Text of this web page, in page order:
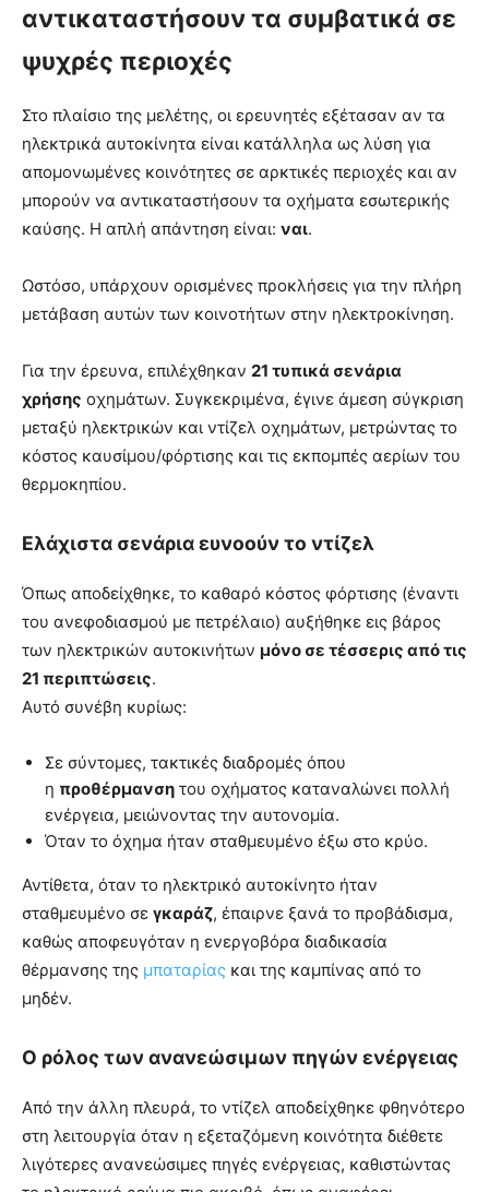
αντικαταστήσουν τα συμβατικά σε
ψυχρές περιοχές
Στο πλαίσιο της μελέτης, οι ερευνητές εξέτασαν αν τα
ηλεκτρικά αυτοκίνητα είναι κατάλληλα ως λύση για
απομονωμένες κοινότητες σε αρκτικές περιοχές και αν
μπορούν να αντικαταστήσουν τα οχήματα εσωτερικής
καύσης. Η απλή απάντηση είναι: ναι.
Ωστόσο, υπάρχουν ορισμένες προκλήσεις για την πλήρη
μετάβαση αυτών των κοινοτήτων στην ηλεκτροκίνηση.
Για την έρευνα, επιλέχθηκαν 21 τυπικά σενάρια
χρήσης οχημάτων. Συγκεκριμένα, έγινε άμεση σύγκριση
μεταξύ ηλεκτρικών και ντίζελ οχημάτων, μετρώντας το
κόστος καυσίμου/φόρτισης και τις εκπομπές αερίων του
θερμοκηπίου.
Ελάχιστα σενάρια ευνοούν το ντίζελ
Όπως αποδείχθηκε, το καθαρό κόστος φόρτισης (έναντι
του ανεφοδιασμού με πετρέλαιο) αυξήθηκε εις βάρος
των ηλεκτρικών αυτοκινήτων μόνο σε τέσσερις από τις
21 περιπτώσεις.
Αυτό συνέβη κυρίως:
Σε σύντομες, τακτικές διαδρομές όπου
η προθέρμανση του οχήματος καταναλώνει πολλή
ενέργεια, μειώνοντας την αυτονομία.
Όταν το όχημα ήταν σταθμευμένο έξω στο κρύο.
Αντίθετα, όταν το ηλεκτρικό αυτοκίνητο ήταν
σταθμευμένο σε γκαράζ, έπαιρνε ξανά το προβάδισμα,
καθώς αποφευγόταν η ενεργοβόρα διαδικασία
θέρμανσης της μπαταρίας και της καμπίνας από το
μηδέν.
Ο ρόλος των ανανεώσιμων πηγών ενέργειας
Από την άλλη πλευρά, το ντίζελ αποδείχθηκε φθηνότερο
στη λειτουργία όταν η εξεταζόμενη κοινότητα διέθετε
λιγότερες ανανεώσιμες πηγές ενέργειας, καθιστώντας